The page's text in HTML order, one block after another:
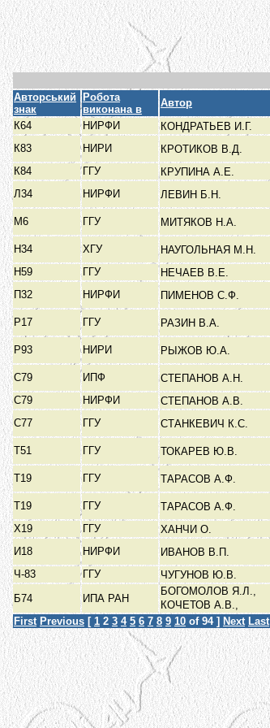
Авторський
знак
Робота
виконана в
Автор
К64
НИРФИ КОНДРАТЬЕВ И.Г.
К83
НИРИ КРОТИКОВ В.Д.
К84
ГГУ КРУПИНА А.Е.
Л34
НИРФИ ЛЕВИН Б.Н.
М6 ГГУ МИТЯКОВ Н.А.
Н34 ХГУ НАУГОЛЬНАЯ М.Н.
Н59
ГГУ НЕЧАЕВ В.Е.
П32
НИРФИ ПИМЕНОВ С.Ф.
Р17 ГГУ РАЗИН В.А.
Р93 НИРИ РЫЖОВ Ю.А.
С79 ИПФ СТЕПАНОВ А.Н.
С79
НИРФИ СТЕПАНОВ А.В.
С77
ГГУ СТАНКЕВИЧ К.С.
Т51 ГГУ ТОКАРЕВ Ю.В.
Т19 ГГУ ТАРАСОВ А.Ф.
Т19 ГГУ ТАРАСОВ А.Ф.
Х19
ГГУ ХАНЧИ О.
И18
НИРФИ ИВАНОВ В.П.
Ч-83
ГГУ ЧУГУНОВ Ю.В.
Б74
ИПА РАН
БОГОМОЛОВ Я.Л.,
КОЧЕТОВ А.В.,
First Previous [ 1 2 3 4 5 6 7 8 9 10 of 94 ] Next Last